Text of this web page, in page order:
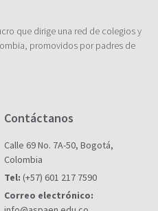
que dirige una red de colegios y
promovidos por padres de
Contáctanos
Calle 69 No. 7A-50, Bogotá,
Colombia
Tel: (+57) 601 217 7590
Correo electrónico: